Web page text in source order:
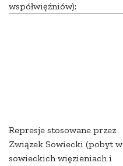
współwięźniów):
Represje stosowane przez
Związek Sowiecki (pobyt w
sowieckich więzieniach i